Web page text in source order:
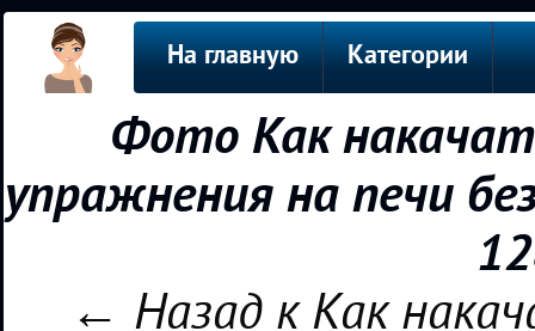
На главную Категории
Фото Как
упражнения на печи
← Назад к Как